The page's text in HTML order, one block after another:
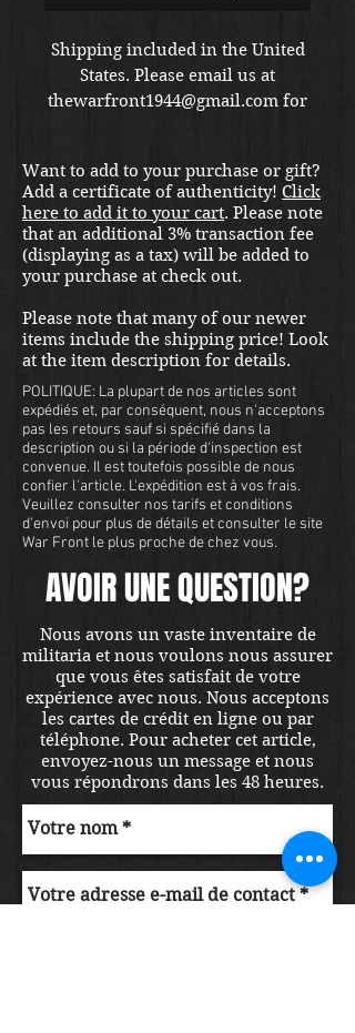
Shipping included in the United
States. Please email us at
thewarfront1944@gmail.com for
Want to add to your purchase or gift?
Add a certificate of authenticity! Click
here to add it to your cart. Please note
that an additional 3% transaction fee
(displaying as a tax) will be added to
your purchase at check out.
Please note that many of our newer
items include the shipping price! Look
at the item description for details.
POLITIQUE: La plupart de nos articles sont
expédiés et, par conséquent, nous n'acceptons
pas les retours sauf si spécifié dans la
description ou si la période d'inspection est
convenue. Il est toutefois possible de nous
confier l'article. L'expédition est à vos frais.
Veuillez consulter nos tarifs et conditions
d'envoi pour plus de détails et consulter le site
War Front le plus proche de chez vous.
AVOIR UNE QUESTION?
Nous avons un vaste inventaire de
militaria et nous voulons nous assurer
que vous êtes satisfait de votre
expérience avec nous. Nous acceptons
les cartes de crédit en ligne ou par
téléphone. Pour acheter cet article,
envoyez-nous un message et nous
vous répondrons dans les 48 heures.